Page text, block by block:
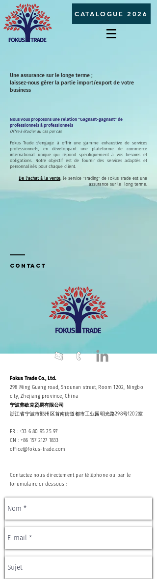
CATALOGUE 2026
Une assurance sur le longe terme ;
laissez-nous gérer la partie import/export de votre
business
Nous vous proposons une relation "Gagnant-gagnant" de
professionnels à professionnels
Offre à étudier au cas par cas
Fokus Trade s'engage à offrir une gamme exhaustive de services
professionnels, en développant une plateforme de commerce
international unique qui répond spécifiquement à vos besoins et
obligations. Notre objectif est de fournir des services adaptés et
personnalisés pour chaque client.
De l'achat à la vente, le service "Trading" de Fokus Trade est une
assurance sur le long terme.
Contact
Fokus Trade Co., Ltd.
298 Ming Guang road, Shounan street, Room 1202, Ningbo
city, Zhejiang province, China
宁波弗欧克贸易有限公司
浙江省宁波市鄞州区首南街道都市工业园明光路298号1202室
FR : +33 6 80 95 25 97
CN : +86 157 2127 1833
office@fokus-trade.com
Contactez nous directement par téléphone ou par le
forumulaire ci-dessous :